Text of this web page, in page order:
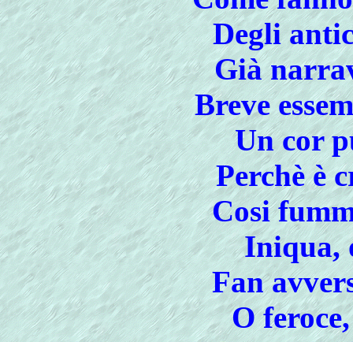
Degli
Già
Breve
Un cor
Perchè è
Cosi
Iniqua,
Fan
O